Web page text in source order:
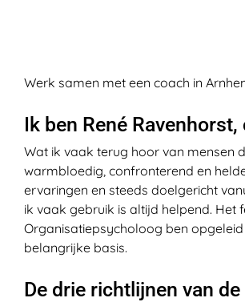
Werk samen met een coach in
Ik ben René
Wat ik vaak terug hoor van mensen
warmbloedig, confronterend en
ervaringen en steeds doelgericht
ik vaak gebruik is altijd helpend. Het
Organisatiepsycholoog ben
belangrijke basis.
De drie richtlijnen van